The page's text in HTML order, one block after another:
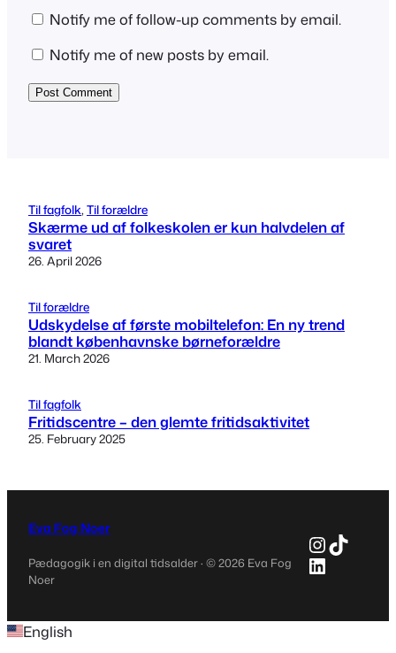
Notify me of follow-up comments by email.
Notify me of new posts by email.
Til fagfolk, Til forældre
Skærme ud af folkeskolen er kun halvdelen af
svaret
26. April 2026
Til forældre
Udskydelse af første mobiltelefon: En ny trend
blandt københavnske børneforældre
21. March 2026
Til fagfolk
Fritidscentre – den glemte fritidsaktivitet
25. February 2025
Eva Fog Noer
Pædagogik i en digital tidsalder · © 2026 Eva Fog
Noer
TikTok
LinkedIn
English